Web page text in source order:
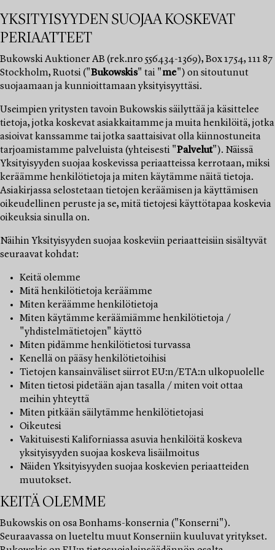
YKSITYISYYDEN SUOJAA KOSKEVAT
PERIAATTEET
Bukowski Auktioner AB (rek.nro 556434-1369), Box 1754, 111 87
Stockholm, Ruotsi ("Bukowskis" tai "me") on sitoutunut
suojaamaan ja kunnioittamaan yksityisyyttäsi.
Useimpien yritysten tavoin Bukowskis säilyttää ja käsittelee
tietoja, jotka koskevat asiakkaitamme ja muita henkilöitä, jotka
asioivat kanssamme tai jotka saattaisivat olla kiinnostuneita
tarjoamistamme palveluista (yhteisesti "Palvelut"). Näissä
Yksityisyyden suojaa koskevissa periaatteissa kerrotaan, miksi
keräämme henkilötietoja ja miten käytämme näitä tietoja.
Asiakirjassa selostetaan tietojen keräämisen ja käyttämisen
oikeudellinen peruste ja se, mitä tietojesi käyttötapaa koskevia
oikeuksia sinulla on.
Näihin Yksityisyyden suojaa koskeviin periaatteisiin sisältyvät
seuraavat kohdat:
Keitä olemme
Mitä henkilötietoja keräämme
Miten keräämme henkilötietoja
Miten käytämme keräämiämme henkilötietoja /
"yhdistelmätietojen" käyttö
Miten pidämme henkilötietosi turvassa
Kenellä on pääsy henkilötietoihisi
Tietojen kansainväliset siirrot EU:n/ETA:n ulkopuolelle
Miten tietosi pidetään ajan tasalla / miten voit ottaa
meihin yhteyttä
Miten pitkään säilytämme henkilötietojasi
Oikeutesi
Vakituisesti Kaliforniassa asuvia henkilöitä koskeva
yksityisyyden suojaa koskeva lisäilmoitus
Näiden Yksityisyyden suojaa koskevien periaatteiden
muutokset.
KEITÄ OLEMME
Bukowskis on osa Bonhams-konsernia ("Konserni").
Seuraavassa on lueteltu muut Konserniin kuuluvat yritykset.